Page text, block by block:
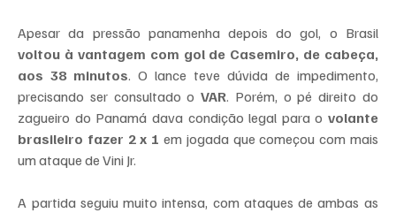
Apesar da pressão panamenha depois do gol, o Brasil
voltou à vantagem com gol de Casemiro, de cabeça,
aos 38 minutos. O lance teve dúvida de impedimento,
precisando ser consultado o VAR. Porém, o pé direito do
zagueiro do Panamá dava condição legal para o volante
brasileiro fazer 2 x 1 em jogada que começou com mais
um ataque de Vini Jr.
A partida seguiu muito intensa, com ataques de ambas as